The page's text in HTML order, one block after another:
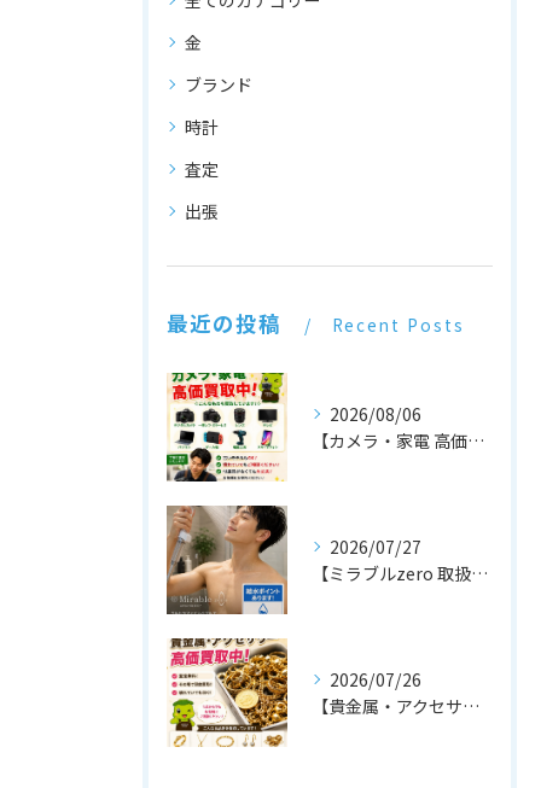
金
ブランド
時計
査定
出張
最近の投稿 Recent Posts
2026/08/06
【カメラ・家電 高価買取中！📷📺】
2026/07/27
【ミラブルzero 取扱店です！🚿✨】
2026/07/26
【貴金属・アクセサリー 高価買取中！💍✨】